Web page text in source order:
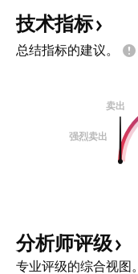
技术指标
总结指标的建议。
卖出
强烈卖出
分析师评级
专业评级的综合视图。